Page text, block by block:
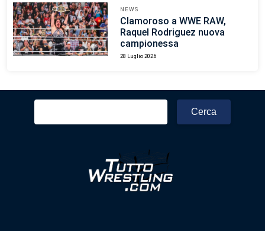
NEWS
Clamoroso a WWE RAW,
Raquel Rodriguez nuova
campionessa
28 Luglio 2026
Ricerca